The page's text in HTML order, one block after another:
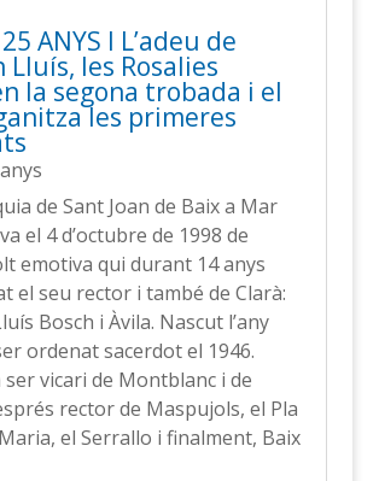
ANYS l L’adeu de
Lluís, les Rosalies
la segona trobada i el
les primeres
de Sant Joan de Baix a Mar
el 4 d’octubre de 1998 de
emotiva qui durant 14 anys
el seu rector i també de Clarà:
Bosch i Àvila. Nascut l’any
ordenat sacerdot el 1946.
ser vicari de Montblanc i de
rector de Maspujols, el Pla
el Serrallo i finalment, Baix